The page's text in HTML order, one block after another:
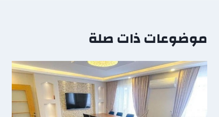
موضوعات ذات صلة